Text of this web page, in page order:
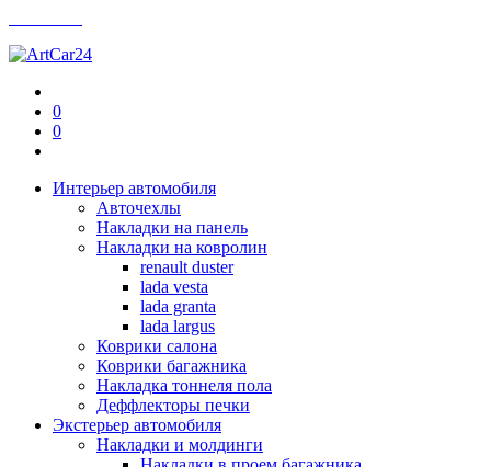
0
0
Интерьер автомобиля
Авточехлы
Накладки на панель
Накладки на ковролин
renault duster
lada vesta
lada granta
lada largus
Коврики салона
Коврики багажника
Накладка тоннеля пола
Деффлекторы печки
Экстерьер автомобиля
Накладки и молдинги